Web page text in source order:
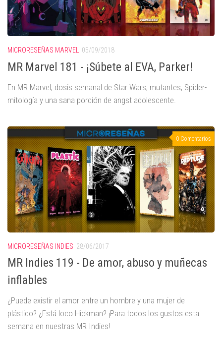
MICRORESEÑAS MARVEL 05/09/2018
MR Marvel 181 - ¡Súbete al EVA, Parker!
En MR Marvel, dosis semanal de Star Wars, mutantes, Spider-
mitología y una sana porción de angst adolescente.
0 Comentarios
MICRORESEÑAS INDIES 28/06/2017
MR Indies 119 - De amor, abuso y muñecas
inflables
¿Puede existir el amor entre un hombre y una mujer de
plástico? ¿Está loco Hickman? ¡Para todos los gustos esta
semana en nuestras MR Indies!